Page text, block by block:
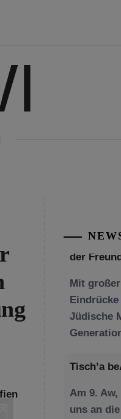
Am 9. Aw,
uns an